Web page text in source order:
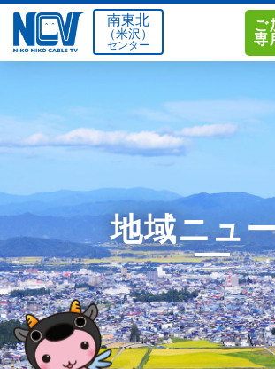
南東北センター（福島）
函館センター 0138-
新潟センター 025-
単品料金
お得なセットプラン
料金シミュレーション
サポート
Q&A
〒992-0044
山形県米沢市春日四丁目2-75
南
〒960-
福島県
1
南東北
（米沢）
センター
ご
専
地域ニュ